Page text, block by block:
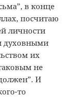
в конце
посчитаю
личности
духовными
их
не
И
то